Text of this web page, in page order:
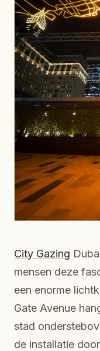
City Gazing
mensen deze
een enorme
Gate Avenue
stad
de installatie